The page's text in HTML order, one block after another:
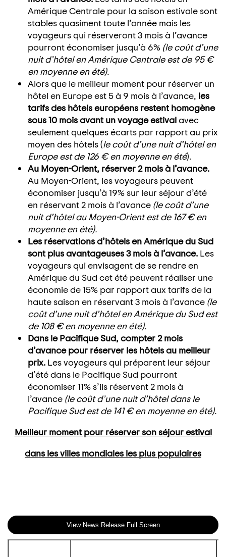
Amérique Centrale pour la saison estivale sont
stables quasiment toute l’année mais les
voyageurs qui réserveront 3 mois à l’avance
pourront économiser jusqu’à 6% (le coût d’une
nuit d’hôtel en Amérique Centrale est de 95 €
en moyenne en été).
Alors que le meilleur moment pour réserver un
hôtel en Europe est 5 à 9 mois à l’avance, les
tarifs des hôtels européens restent homogène
sous 10 mois avant un voyage estivalavec
seulement quelques écarts par rapport au prix
moyen des hôtels (le coût d’une nuit d’hôtel en
Europe est de 126 € en moyenne en été).
Au Moyen-Orient, réserver 2 mois à l’avance.
Au Moyen-Orient, les voyageurs peuvent
économiser jusqu’à 19% sur leur séjour d’été
en réservant 2 mois à l’avance (le coût d’une
nuit d’hôtel au Moyen-Orient est de 167 € en
moyenne en été).
Les réservations d’hôtels en Amérique du Sud
sont plus avantageuses 3 mois à l’avance. Les
voyageurs qui envisagent de se rendre en
Amérique du Sud cet été peuvent réaliser une
économie de 15% par rapport aux tarifs de la
haute saison en réservant 3 mois à l’avance (le
coût d’une nuit d’hôtel en Amérique du Sud est
de 108 € en moyenne en été).
Dans le Pacifique Sud, compter 2 mois
d’avance pour réserver les hôtels au meilleur
prix. Les voyageurs qui préparent leur séjour
d’été dans le Pacifique Sud pourront
économiser 11% s’ils réservent 2 mois à
l’avance (le coût d’une nuit d’hôtel dans le
Pacifique Sud est de 141 € en moyenne en été).
Meilleur moment pour réserver son séjour estival
dans les villes mondiales les plus populaires
View News Release Full Screen